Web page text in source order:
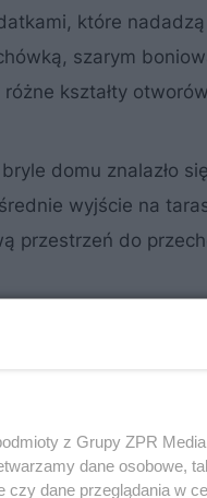
które
szarym
kształty
domu znalazło
wyjście na
przestrzeń do
z Grupy ZPR
dane osobowe,
czy dane przeglądania w